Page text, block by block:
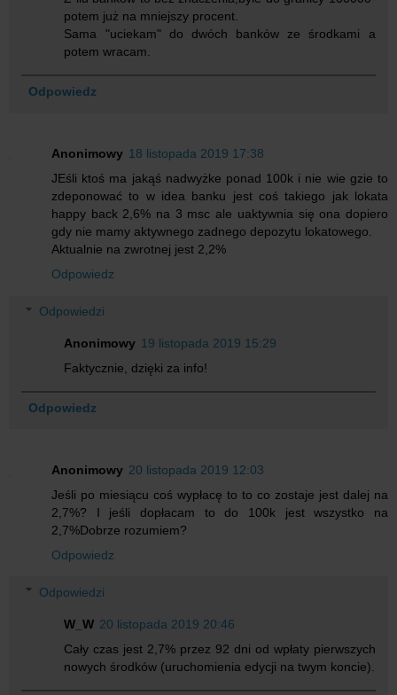
potem już na mniejszy procent.
Sama "uciekam" do dwóch banków ze środkami a
potem wracam.
Odpowiedz
Anonimowy 18 listopada 2019 17:38
JEśli ktoś ma jakąś nadwyżke ponad 100k i nie wie gzie to
zdeponować to w idea banku jest coś takiego jak lokata
happy back 2,6% na 3 msc ale uaktywnia się ona dopiero
gdy nie mamy aktywnego zadnego depozytu lokatowego.
Aktualnie na zwrotnej jest 2,2%
Odpowiedz
Odpowiedzi
Anonimowy 19 listopada 2019 15:29
Faktycznie, dzięki za info!
Odpowiedz
Anonimowy 20 listopada 2019 12:03
Jeśli po miesiącu coś wypłacę to to co zostaje jest dalej na
2,7%? I jeśli dopłacam to do 100k jest wszystko na
2,7%Dobrze rozumiem?
Odpowiedz
Odpowiedzi
W_W 20 listopada 2019 20:46
Cały czas jest 2,7% przez 92 dni od wpłaty pierwszych
nowych środków (uruchomienia edycji na twym koncie).